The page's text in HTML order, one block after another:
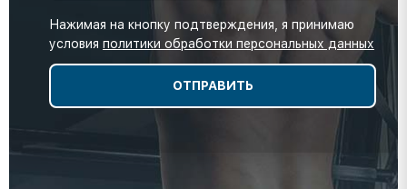
Нажимая на кнопку подтверждения, я принимаю
условия политики обработки персональных данных